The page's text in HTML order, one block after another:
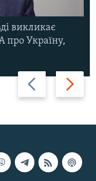
Назад Вперед
викликає
про Україну,